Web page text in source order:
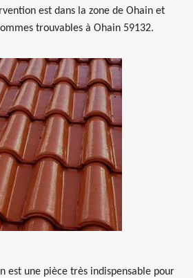
est dans la zone de Ohain et
trouvables à Ohain 59132.
est une pièce très indispensable pour